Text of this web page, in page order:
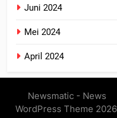
Juni 2024
Mei 2024
April 2024
Newsmatic - News
WordPress Theme